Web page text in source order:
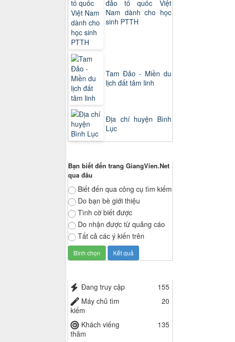
đảo tổ quốc Việt
Nam dành cho học
sinh PTTH
Tam Đảo - Miền du
lịch đất tâm linh
Địa chí huyện Bình
Lục
Bạn biết đến trang GiangVien.Net
qua đâu
Biết đến qua công cụ tìm kiếm
Do bạn bè giới thiệu
Tình cờ biết được
Do nhận được từ quảng cáo
Tất cả các ý kiến trên
Đang truy cập
155
Máy chủ tìm
kiếm
20
Khách viếng
thăm
135